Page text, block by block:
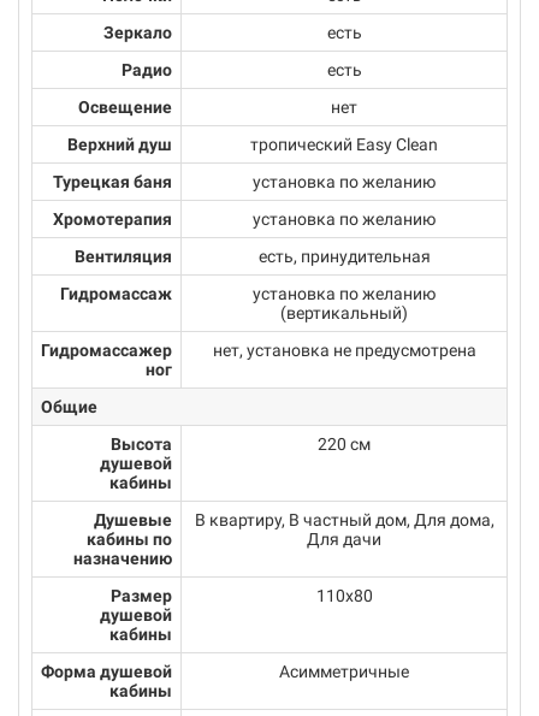
Зеркало
есть
Радио
есть
Освещение
нет
Верхний душ
тропический Easy Clean
Турецкая баня
установка по желанию
Хромотерапия
установка по желанию
Вентиляция
есть, принудительная
Гидромассаж
установка по желанию
(вертикальный)
Гидромассажер
ног
нет, установка не предусмотрена
Общие
Высота
душевой
кабины
220 см
Душевые
кабины по
назначению
В квартиру, В частный дом, Для дома,
Для дачи
Размер
душевой
кабины
110х80
Форма душевой
кабины
Асимметричные